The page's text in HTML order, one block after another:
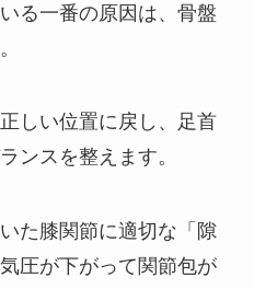
る一番の原因は、骨盤
しい位置に戻し、足首
ンスを整えます。
た膝関節に適切な「隙
圧が下がって関節包が